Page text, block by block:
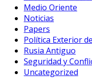
Medio Oriente
Noticias
Papers
Política Exterior
Rusia Antiguo
Seguridad y
Uncategorized